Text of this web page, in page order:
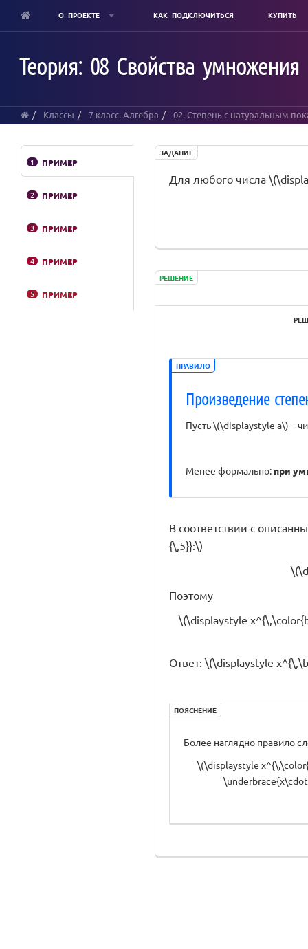
content
О ПРОЕКТЕ КАК ПОДКЛЮЧИТЬСЯ КУПИТЬ
Теория: 08 Свойства
Классы 7 класс. Алгебра 02. Степень с натуральным
1 ПРИМЕР
2 ПРИМЕР
3 ПРИМЕР
4 ПРИМЕР
5 ПРИМЕР
ЗАДАНИЕ
Для любого числа
РЕШЕНИЕ
ПРАВИЛО
Произведение
Пусть \(\displaystyle a\) –
Менее формально: при
В соответствии с
{\,5}}:\)
Поэтому
\(\displaystyle
Ответ: \(\displaystyle
ПОЯСНЕНИЕ
Более наглядно правило
\(\displaystyle